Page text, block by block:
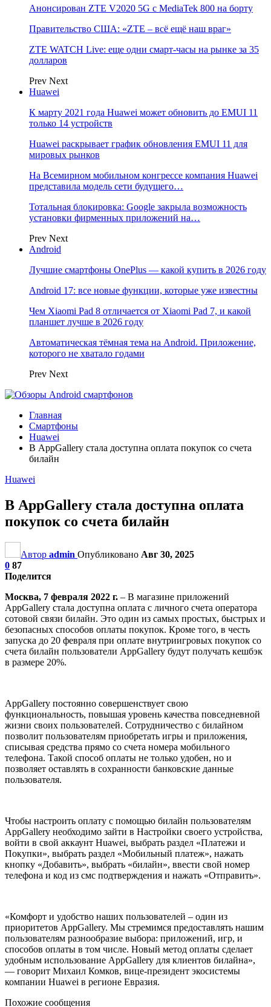
Анонсирован ZTE V2020 5G с MediaTek 800 на борту
Правительство США: «ZTE – всё ещё наш враг»
ZTE WATCH Live: еще одни смарт-часы на рынке за 35
долларов
Prev Next
Huawei
К марту 2021 года Huawei может обновить до EMUI 11
только 14 устройств
Huawei раскрывает график обновления EMUI 11 для
мировых рынков
На Всемирном мобильном конгрессе компания Huawei
представила модель сети будущего…
Тотальная блокировка: Google закрыла возможность
установки фирменных приложений на…
Prev Next
Android
Лучшие смартфоны OnePlus — какой купить в 2026 году
Android 17: все новые функции, которые уже известны
Чем Xiaomi Pad 8 отличается от Xiaomi Pad 7, и какой
планшет лучше в 2026 году
Автоматическая тёмная тема на Android. Приложение,
которого не хватало годами
Prev Next
Главная
Смартфоны
Huawei
В AppGallery стала доступна оплата покупок со счета
билайн
Huawei
В AppGallery стала доступна оплата
покупок со счета билайн
Автор admin Опубликовано Авг 30, 2025
0 87
Поделится
Москва, 7 февраля 2022 г. – В магазине приложений
AppGallery стала доступна оплата с личного счета оператора
сотовой связи билайн. Это один из самых простых, быстрых и
безопасных способов оплаты покупок. Кроме того, в честь
запуска до 20 февраля при оплате внутриигровых покупок со
счета билайн пользователи AppGallery будут получать кешбэк
в размере 20%.
AppGallery постоянно совершенствует свою
функциональность, повышая уровень качества повседневной
жизни своих пользователей. Сотрудничество с билайном
позволит пользователям приобретать игры и приложения,
списывая средства прямо со счета номера мобильного
телефона. Такой способ оплаты не только удобен, но и
позволяет оставлять в сохранности банковские данные
пользователя.
Чтобы настроить оплату с помощью билайн пользователям
AppGallery необходимо зайти в Настройки своего устройства,
войти в свой аккаунт Huawei, выбрать раздел «Платежи и
Покупки», выбрать раздел «Мобильный платеж», нажать
кнопку «Добавить», выбрать «билайн», ввести свой номер
телефона и код из смс подтверждения и нажать «Отправить».
«Комфорт и удобство наших пользователей – один из
приоритетов AppGallery. Мы стремимся предоставлять нашим
пользователям разнообразие выбора: приложений, игр, и
способов оплаты в том числе. Новый метод оплаты сделает
удобным использование AppGallery для клиентов билайна»,
— говорит Михаил Комков, вице-президент экосистемы
компании Huawei в регионе Евразия.
Похожие сообщения